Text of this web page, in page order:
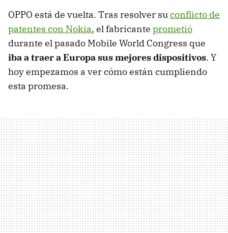
OPPO está de vuelta. Tras resolver suconflicto de
patentes con Nokia, el fabricante prometió
durante el pasado Mobile World Congress que
iba a traer a Europa sus mejores dispositivos. Y
hoy empezamos a ver cómo están cumpliendo
esta promesa.